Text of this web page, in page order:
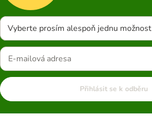
Vyberte prosím alespoň jednu možnost
Přihlásit se k odběru